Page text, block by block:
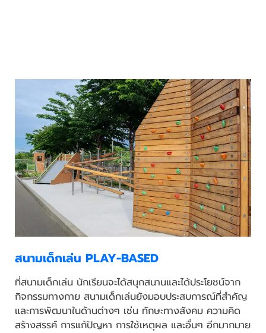
สนามเด็กเล่น PLAY-BASED
ที่สนามเด็กเล่น นักเรียนจะได้สนุกสนานและได้ประโยชน์จาก
กิจกรรมทางกาย สนามเด็กเล่นยังมอบประสบการณ์ที่สำคัญ
และการพัฒนาในด้านต่างๆ เช่น ทักษะทางสังคม ความคิด
สร้างสรรค์ การแก้ปัญหา การใช้เหตุผล และอื่นๆ อีกมากมาย